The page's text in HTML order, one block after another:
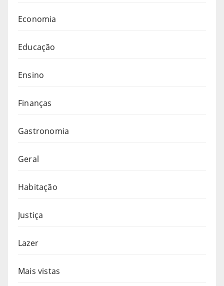
Economia
Educação
Ensino
Finanças
Gastronomia
Geral
Habitação
Justiça
Lazer
Mais vistas